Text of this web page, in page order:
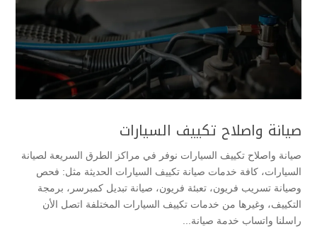
صيانة واصلاح تكييف السيارات
صيانة واصلاح تكييف السيارات نوفر في مراكز الطرق السريعة لصيانة
السيارات، كافة خدمات صيانة تكييف السيارات الحديثة مثل: فحص
وصيانة تسريب فريون، تعبئة فريون، صيانة تبديل كمبرسر، برمجة
التكييف، وغيرها من خدمات تكييف السيارات المختلفة اتصل الأن
راسلنا واتساب خدمة صيانة...